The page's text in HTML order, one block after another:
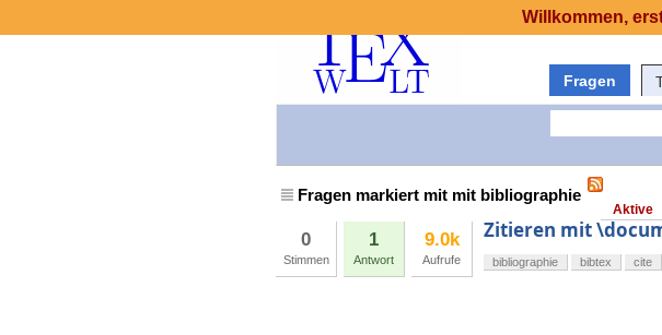
Fragen
Fragen markiert mit mit bibliographie
Aktive
0
Stimmen
1
Antwort
9.0k
Aufrufe
Zitieren mit
bibliographie bibtex cite
Willkommen,